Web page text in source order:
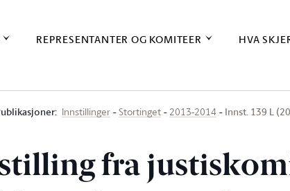
REPRESENTANTER OG KOMITEER HVA
Innstillinger Stortinget 2013-2014 Innst. 139 L
fra